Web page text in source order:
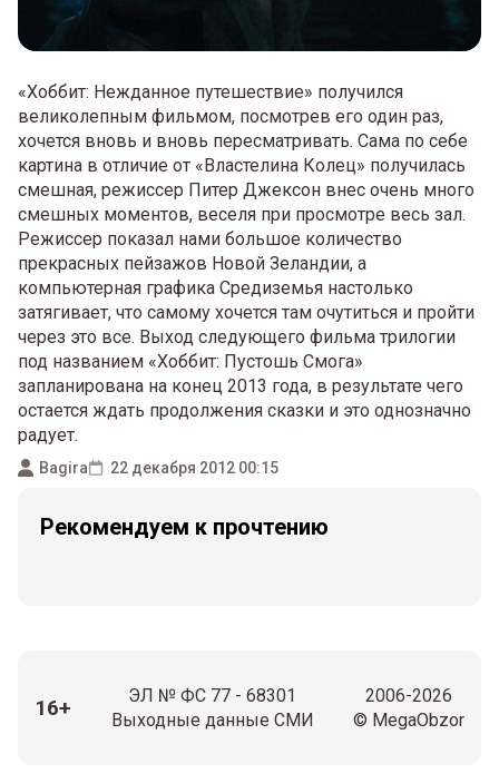
«Хоббит: Нежданное путешествие» получился
великолепным фильмом, посмотрев его один раз,
хочется вновь и вновь пересматривать. Сама по себе
картина в отличие от «Властелина Колец» получилась
смешная, режиссер Питер Джексон внес очень много
смешных моментов, веселя при просмотре весь зал.
Режиссер показал нами большое количество
прекрасных пейзажов Новой Зеландии, а
компьютерная графика Средиземья настолько
затягивает, что самому хочется там очутиться и пройти
через это все. Выход следующего фильма трилогии
под названием «Хоббит: Пустошь Смога»
запланирована на конец 2013 года, в результате чего
остается ждать продолжения сказки и это однозначно
радует.
Bagira 22 декабря 2012 00:15
Рекомендуем к прочтению
16+
ЭЛ № ФС 77 - 68301
Выходные данные СМИ
2006-2026
© MegaObzor